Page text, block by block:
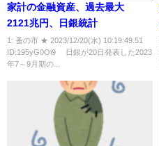
家計の金融資産、過去最大
2121兆円、日銀統計
1: 蚤の市 ★ 2023/12/20(水) 10:19:49.51
ID:195yG0Oi9 日銀が20日発表した2023
年7～9月期の...